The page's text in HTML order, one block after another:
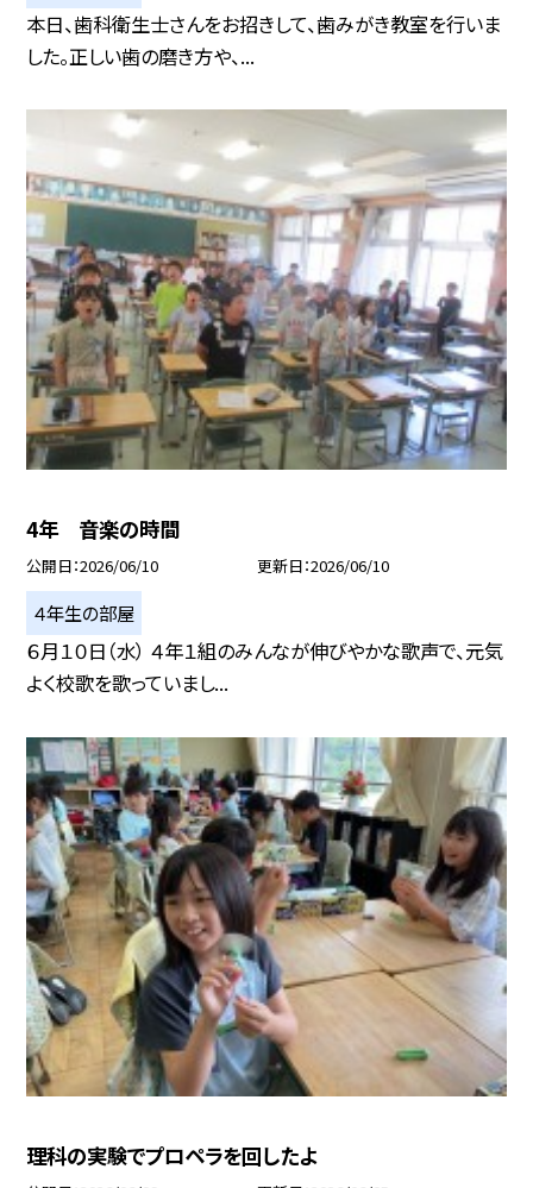
本日、歯科衛生士さんをお招きして、歯みがき教室を行いま
した。正しい歯の磨き方や、...
4年 音楽の時間
公開日 2026/06/10 更新日 2026/06/10
４年生の部屋
６月１０日（水） ４年１組のみんなが伸びやかな歌声で、元気
よく校歌を歌っていまし...
理科の実験でプロペラを回したよ